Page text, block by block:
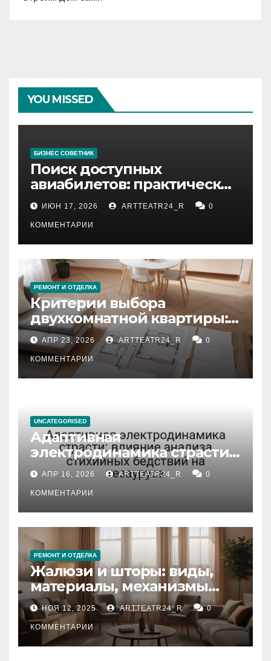
YOU MISSED
БИЗНЕС СОВЕТНИК
Поиск доступных
авиабилетов: практические
рекомендации
ИЮН 17, 2026 ARTTEATR24_R 0
КОММЕНТАРИИ
РЕМОНТ И ОТДЕЛКА
Критерии выбора
двухкомнатной квартиры:
планировка, площадь,
состояние и документация
АПР 23, 2026 ARTTEATR24_R 0
КОММЕНТАРИИ
UNCATEGORISED
Адаптивная
электродинамика страсти:
влияние анализа
стихийных бедствий на
тезауруса
АПР 16, 2026 ARTTEATR24_R 0
КОММЕНТАРИИ
РЕМОНТ И ОТДЕЛКА
Жалюзи и шторы: виды,
материалы, механизмы
управления и уход
НОЯ 12, 2025 ARTTEATR24_R 0
КОММЕНТАРИИ